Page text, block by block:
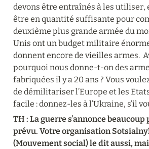
devons être entraînés à les utiliser,
être en quantité suffisante pour
deuxième plus grande armée du
Unis ont un budget militaire
donnent encore de vieilles armes.
pourquoi nous donne-t-on des
fabriquées il y a 20 ans ? Vous
de démilitariser l’Europe et les
facile : donnez-les à l’Ukraine, s’il
TH : La guerre s’annonce
prévu. Votre organisation
(Mouvement social) le dit aussi,